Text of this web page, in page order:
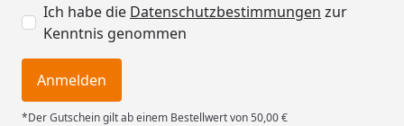
Ich habe die Datenschutzbestimmungen zur
Kenntnis genommen
Anmelden
*Der Gutschein gilt ab einem Bestellwert von 50,00 €